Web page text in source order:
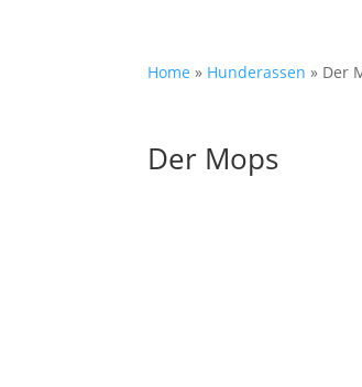
Home » Hunderassen » Der
Der Mops